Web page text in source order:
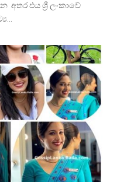
එය ශ්‍රී ලංකාවේ